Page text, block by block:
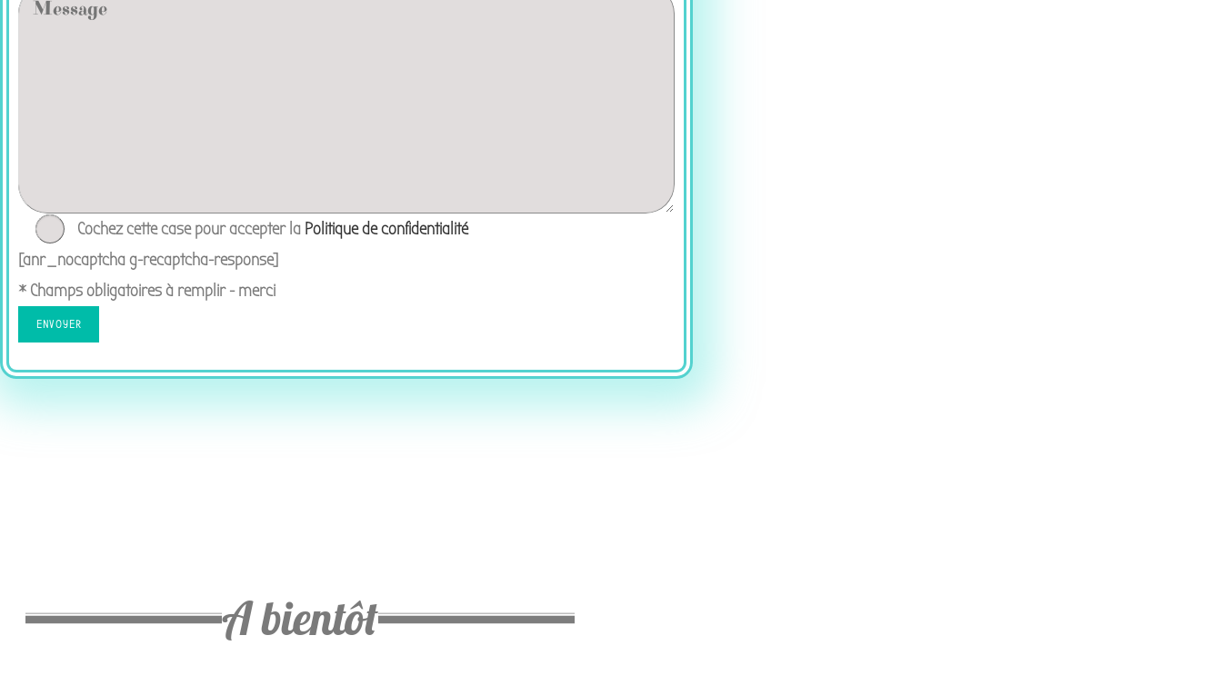
Cochez cette case pour accepter la Politique de confidentialité
[anr_nocaptcha g-recaptcha-response]
* Champs obligatoires à remplir - merci
A bientôt